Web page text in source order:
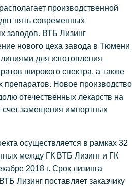
производственной
пять современных
заводов. ВТБ Лизинг
нового цеха завода в Тюмени
для изготовления
широкого спектра, а также
препаратов. Новое производство
отечественных лекарств на
счет замещения импортных
осуществляется в рамках 32
между ГК ВТБ Лизинг и ГК
2018 г. Срок лизинга
Лизинг поставляет заказчику